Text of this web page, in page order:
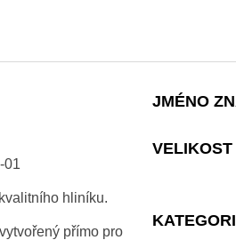
01
hliníku.
přímo pro
JMÉNO
VELIKOST